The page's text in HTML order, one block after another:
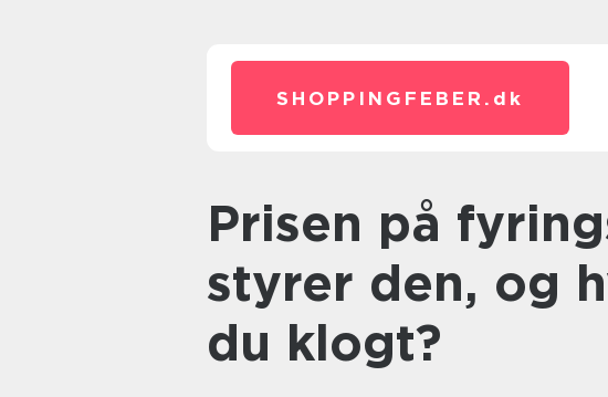
SHOPPINGFEBER. dk
Prisen på fyringsolie: hvad
styrer den, og
du klogt?